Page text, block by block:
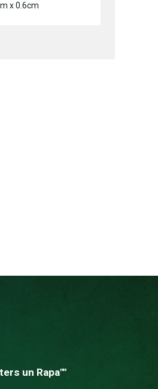
x 0.6cm
un Rapa""